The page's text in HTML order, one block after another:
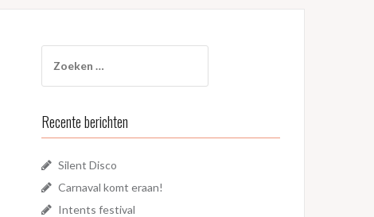
naar:
Recente berichten
Silent Disco
Carnaval komt eraan!
Intents festival